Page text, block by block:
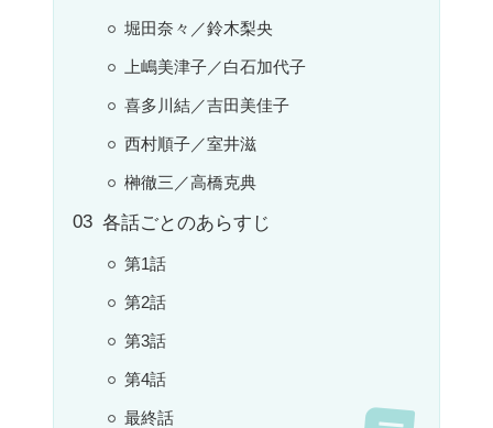
堀田奈々／鈴木梨央
上嶋美津子／白石加代子
喜多川結／吉田美佳子
西村順子／室井滋
榊徹三／高橋克典
各話ごとのあらすじ
第1話
第2話
第3話
第4話
最終話